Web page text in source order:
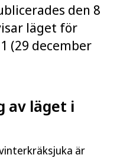
den 8
läget för
(29 december
av läget i
är